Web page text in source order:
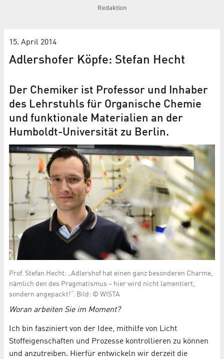
Redaktion
15. April 2014
Adlershofer Köpfe: Stefan Hecht
Der Chemiker ist Professor und Inhaber
des Lehrstuhls für Organische Chemie
und funktionale Materialien an der
Humboldt-Universität zu Berlin.
Prof. Stefan Hecht: „Adlershof hat einen ganz besonderen Charme,
nämlich den des Pragmatismus – hier wird nicht lamentiert,
sondern angepackt!“. Bild: © WISTA
Woran arbeiten Sie im Moment?
Ich bin fasziniert von der Idee, mithilfe von Licht
Stoffeigenschaften und Prozesse kontrollieren zu können
und anzutreiben. Hierfür entwickeln wir derzeit die